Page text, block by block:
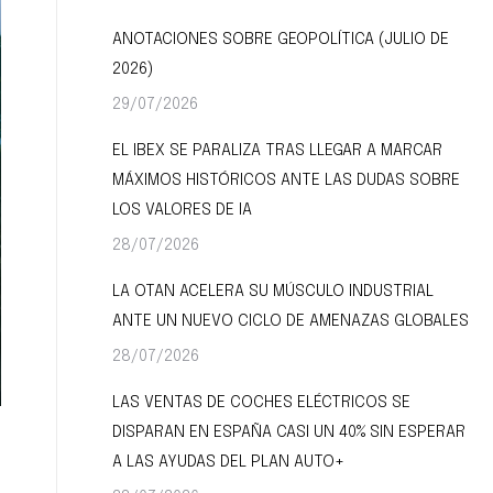
ANOTACIONES SOBRE GEOPOLÍTICA (JULIO DE
2026)
29/07/2026
EL IBEX SE PARALIZA TRAS LLEGAR A MARCAR
MÁXIMOS HISTÓRICOS ANTE LAS DUDAS SOBRE
LOS VALORES DE IA
28/07/2026
LA OTAN ACELERA SU MÚSCULO INDUSTRIAL
ANTE UN NUEVO CICLO DE AMENAZAS GLOBALES
28/07/2026
LAS VENTAS DE COCHES ELÉCTRICOS SE
DISPARAN EN ESPAÑA CASI UN 40% SIN ESPERAR
A LAS AYUDAS DEL PLAN AUTO+